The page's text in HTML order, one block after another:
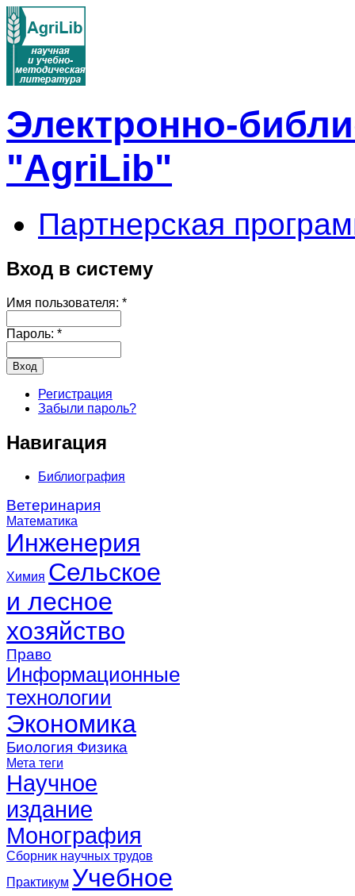
Электронно-
"AgriLib"
Партнерская
Вход в систему
Имя пользователя: *
Пароль: *
Регистрация
Забыли пароль?
Навигация
Библиография
Ветеринария
Математика
Инженерия
Химия Сельское
и лесное
хозяйство
Право
Информационные
технологии
Экономика
Биология Физика
Мета теги
Научное
издание
Монография
Сборник научных трудов
Практикум Учебное